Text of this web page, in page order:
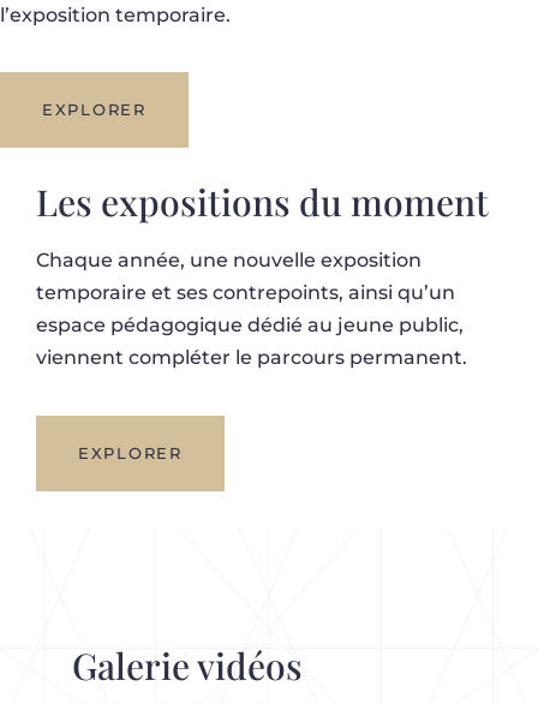
l’exposition temporaire.
EXPLORER
Les expositions du moment
Chaque année, une nouvelle exposition
temporaire et ses contrepoints, ainsi qu’un
espace pédagogique dédié au jeune public,
viennent compléter le parcours permanent.
EXPLORER
Galerie vidéos